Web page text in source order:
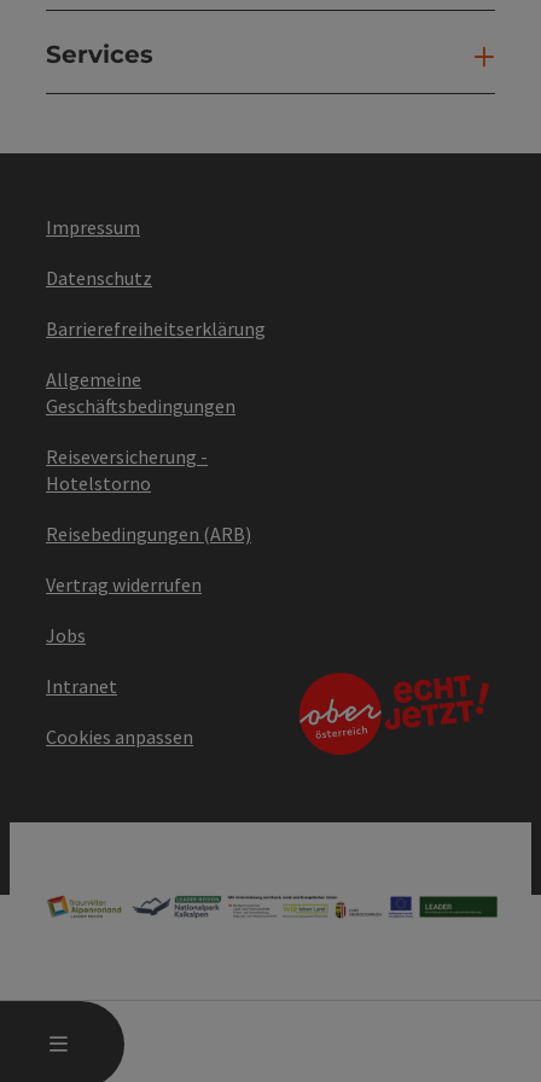
MENÜ
Services
Impressum
Datenschutz
Barrierefreiheitserklärung
Allgemeine
Geschäftsbedingungen
Reiseversicherung -
Hotelstorno
Reisebedingungen (ARB)
Vertrag widerrufen
Jobs
Intranet
Cookies anpassen